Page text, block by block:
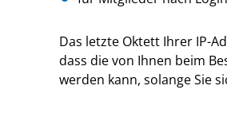
Das letzte Oktett Ihrer IP-
dass die von Ihnen beim
werden kann, solange Sie